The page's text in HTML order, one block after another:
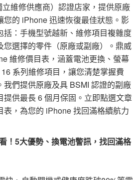
維修供應商）認證店家，提供原廠
您的 iPhone 迅速恢復最佳狀態。影
括：手機型號越新、維修項目複雜度
您選擇的零件（原廠或副廠）。鼎威
維修價目表，涵蓋電池更換、螢幕
系列維修項目，讓您清楚掌握費
我們提供原廠及具 BSMI 認證的副廠
提供最長 6 個月保固。立即點選文章
，為您的 iPhone 找回滿格續航力
！5大優勢、換電池警訊，找回滿格